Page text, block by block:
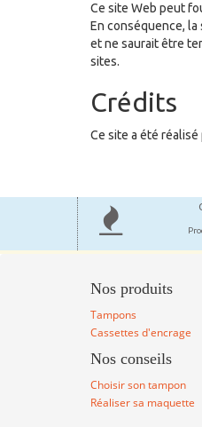
Ce site Web peut
En conséquence,
et ne saurait être
sites.
Crédits
Ce site a été
Nos produits
Tampons
Cassettes d'encrage
Nos conseils
Choisir son tampon
Réaliser sa maquette